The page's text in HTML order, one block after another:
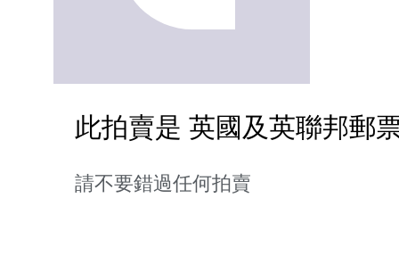
此拍賣是 英國及英聯邦郵
請不要錯過任何拍賣